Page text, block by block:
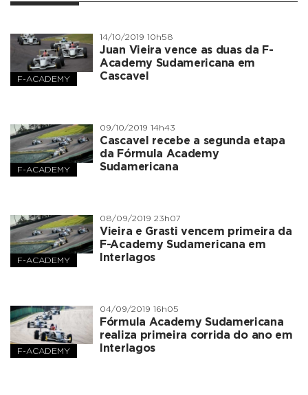
F-ACADEMY
14/10/2019 10h58
Juan Vieira vence as duas da F-
Academy Sudamericana em
Cascavel
F-ACADEMY
09/10/2019 14h43
Cascavel recebe a segunda etapa
da Fórmula Academy
Sudamericana
F-ACADEMY
08/09/2019 23h07
Vieira e Grasti vencem primeira da
F-Academy Sudamericana em
Interlagos
F-ACADEMY
04/09/2019 16h05
Fórmula Academy Sudamericana
realiza primeira corrida do ano em
Interlagos